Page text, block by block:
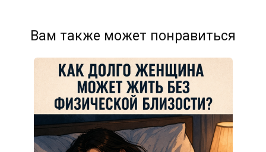
Вам также может понравиться